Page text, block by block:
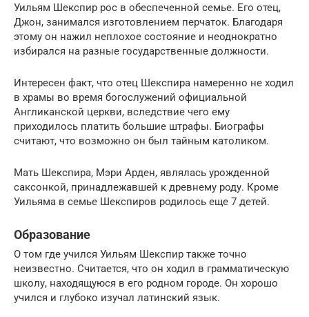
Уильям Шекспир рос в обеспеченной семье. Его отец,
Джон, занимался изготовлением перчаток. Благодаря
этому он нажил неплохое состояние и неоднократно
избирался на разные государственные должности.
Интересен факт, что отец Шекспира намеренно не ходил
в храмы во время богослужений официальной
Англиканской церкви, вследствие чего ему
приходилось платить большие штрафы. Биографы
считают, что возможно он был тайным католиком.
Мать Шекспира, Мэри Арден, являлась урожденной
саксонкой, принадлежавшей к древнему роду. Кроме
Уильяма в семье Шекспиров родилось еще 7 детей.
Образование
О том где учился Уильям Шекспир также точно
неизвестно. Считается, что он ходил в грамматическую
школу, находящуюся в его родном городе. Он хорошо
учился и глубоко изучал латинский язык.